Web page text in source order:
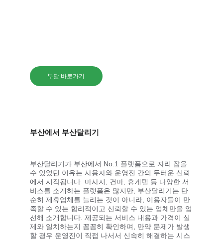
부달 바로가기
부산에서 부산달리기
부산달리기가 부산에서 No.1 플랫폼으로 자리 잡을
수 있었던 이유는 사용자와 운영진 간의 두터운 신뢰
에서 시작됩니다. 마사지, 건마, 휴게텔 등 다양한 서
비스를 소개하는 플랫폼은 많지만, 부산달리기는 단
순히 제휴업체를 늘리는 것이 아니라, 이용자들이 만
족할 수 있는 합리적이고 신뢰할 수 있는 업체만을 엄
선해 소개합니다. 제공되는 서비스 내용과 가격이 실
제와 일치하는지 꼼꼼히 확인하며, 만약 문제가 발생
할 경우 운영진이 직접 나서서 신속히 해결하는 시스